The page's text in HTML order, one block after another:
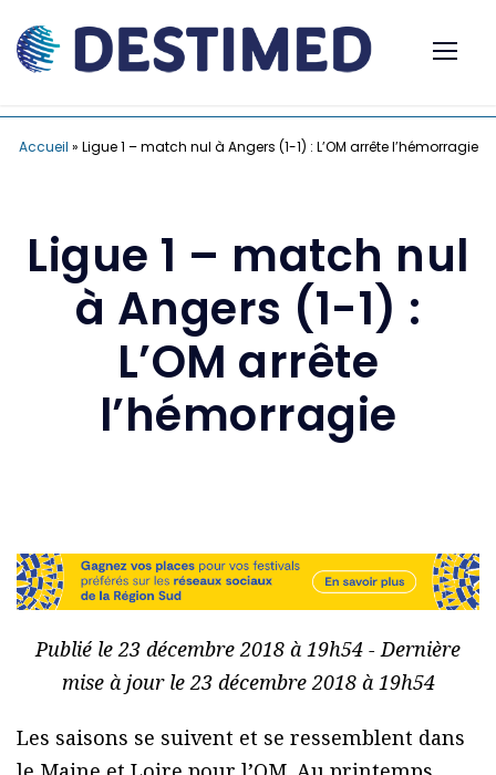
Accueil » Ligue 1 – match nul à Angers (1-1) : L’OM arrête l’hémorragie
Ligue 1 – match nul
à Angers (1-1) :
L’OM arrête
l’hémorragie
Publié le 23 décembre 2018 à 19h54 - Dernière
mise à jour le 23 décembre 2018 à 19h54
Les saisons se suivent et se ressemblent dans